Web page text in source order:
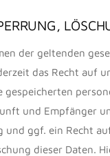
der geltenden
das Recht auf
gespeicherten
und Empfänger
und ggf. ein Recht
dieser Daten.